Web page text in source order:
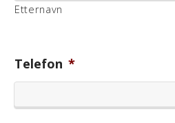
Etternavn
Telefon *